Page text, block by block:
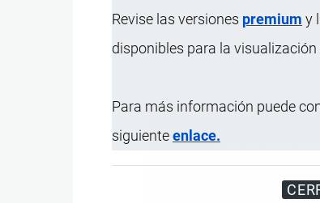
Revise las versiones premium y
disponibles para la visualización
Para más información puede
siguienteenlace.
Uso
Modo de uso